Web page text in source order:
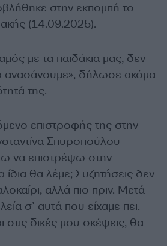
στην εκπομπή το
(14.09.2025).
με τα παιδάκια μας, δεν
ανασάνουμε», δήλωσε ακόμα
της.
επιστροφής της στην
Σπυροπούλου
να επιστρέψω στην
ίδια θα λέμε; Συζητήσεις δεν
αλλά πιο πριν. Μετά
σ’ αυτά που είχαμε πει.
στις δικές μου σκέψεις, θα